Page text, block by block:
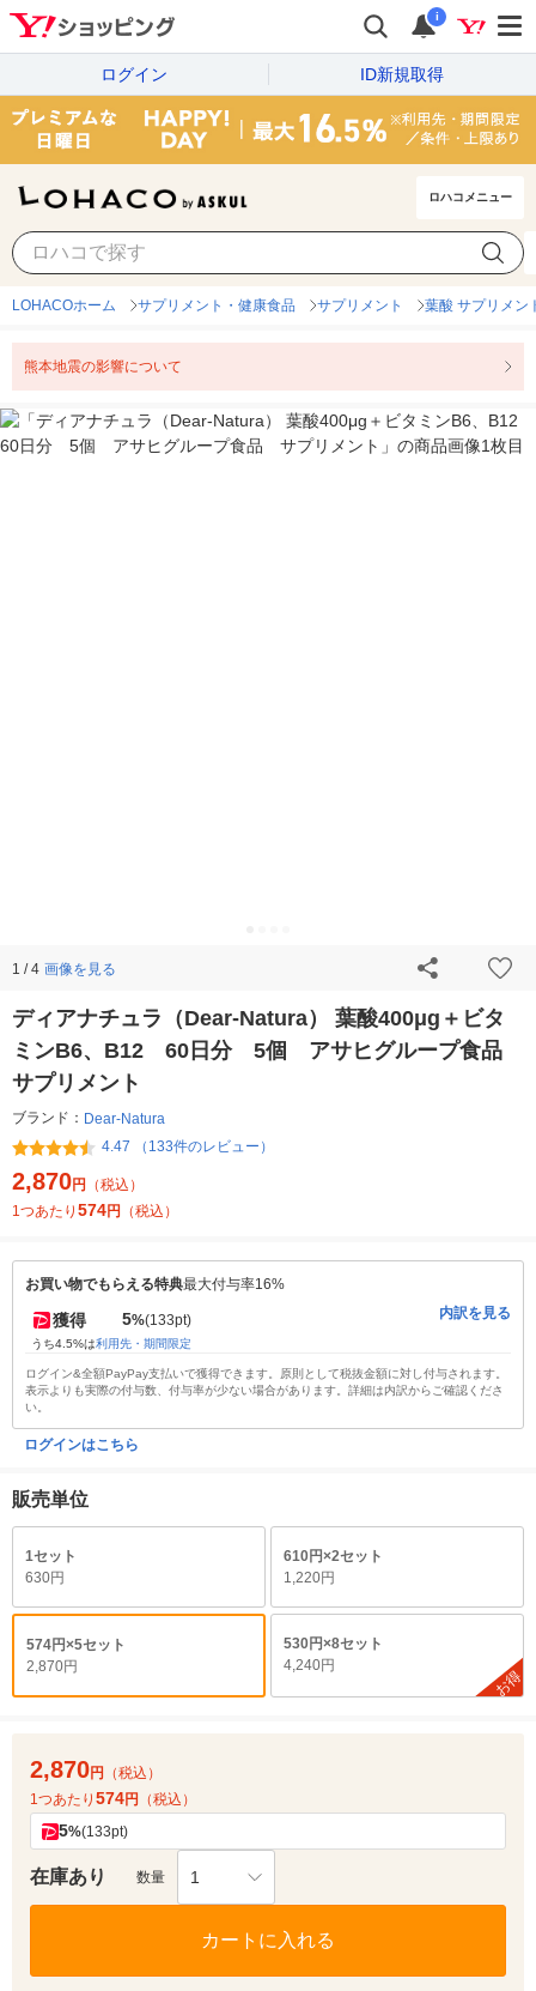
i
ログイン ID新規取得
ロハコメニュー
LOHACOホーム サプリメント・健康食品 サプリメント 葉酸 サプリメン
熊本地震の影響について
1 / 4 画像を見る
ディアナチュラ（Dear-Natura） 葉酸400μg＋ビタ
ミンB6、B12 60日分 5個 アサヒグループ食品
サプリメント
ブランド： Dear-Natura
4.47 （133件のレビュー）
2,870円
（税込）
1つあたり 574円 （税込）
お買い物でもらえる特典最大付与率16%
獲得 5%(133pt)
うち4.5%は利用先・期間限定
内訳を見る
ログイン&全額PayPay支払いで獲得できます。原則として税抜金額に対し付与されます。
表示よりも実際の付与数、付与率が少ない場合があります。詳細は内訳からご確認くださ
い。
ログインはこちら
販売単位
1セット
630円
610円×2セット
1,220円
574円×5セット
2,870円
530円×8セット
4,240円
お得
2,870円
（税込）
1つあたり 574円 （税込）
5%(133pt)
在庫あり 数量 1
カートに入れる